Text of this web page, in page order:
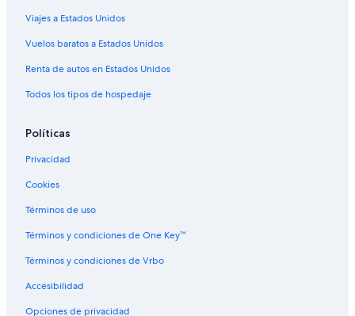
Viajes a Estados Unidos
Vuelos baratos a Estados Unidos
Renta de autos en Estados Unidos
Todos los tipos de hospedaje
Políticas
Privacidad
Cookies
Términos de uso
Términos y condiciones de One Key™
Términos y condiciones de Vrbo
Accesibilidad
Opciones de privacidad